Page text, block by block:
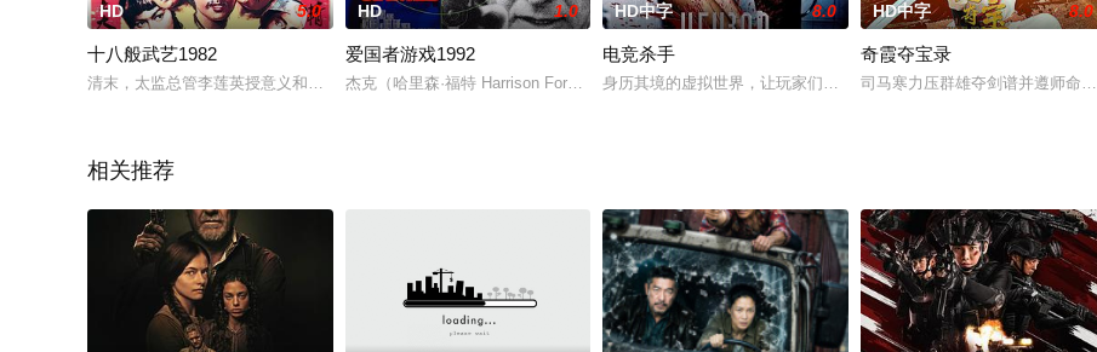
HD 5.0
十八般武艺1982
清末，太监总管李莲英授意义和团内神打、茅山、术士三坛清除叛徒二舵主雷公（刘家良 饰）。神打坛方少卿（惠英红 饰）与师叔（刘家
HD 1.0
爱国者游戏1992
杰克（哈里森·福特 Harrison Ford 饰）曾是中情局的一名情报员，在一次度假中，他偶然目睹了一场以北爱
HD中字 8.0
电竞杀手
身历其境的虚拟世界，让玩家们走火入魔分不清现实与虚拟。为了维护
HD中字 8.0
奇霞夺宝录
司马寒力压群雄夺剑谱并遵师命
相关推荐